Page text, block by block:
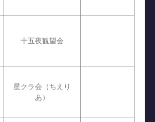
十五夜観望会
星クラ会（ちえり
あ）